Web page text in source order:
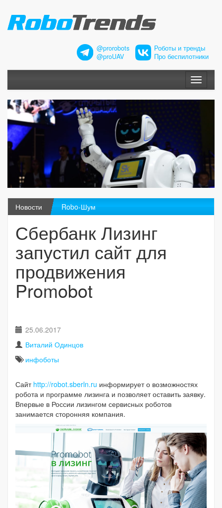
@prorobots
@proUAV
Роботы и тренды
Про беспилотники
Меню
Новости Robo-Шум
Сбербанк Лизинг
запустил сайт для
продвижения
Promobot
25.06.2017
Виталий Одинцов
инфоботы
Сайт http://robot.sberln.ru информирует о возможностях
робота и программе лизинга и позволяет оставить заявку.
Впервые в России лизингом сервисных роботов
занимается сторонняя компания.